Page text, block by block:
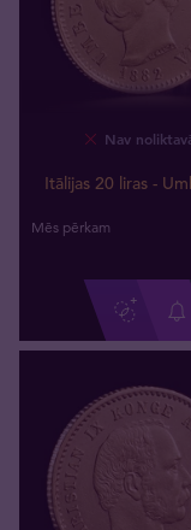
Nav
Itālijas 20 liras -
Mēs pērkam